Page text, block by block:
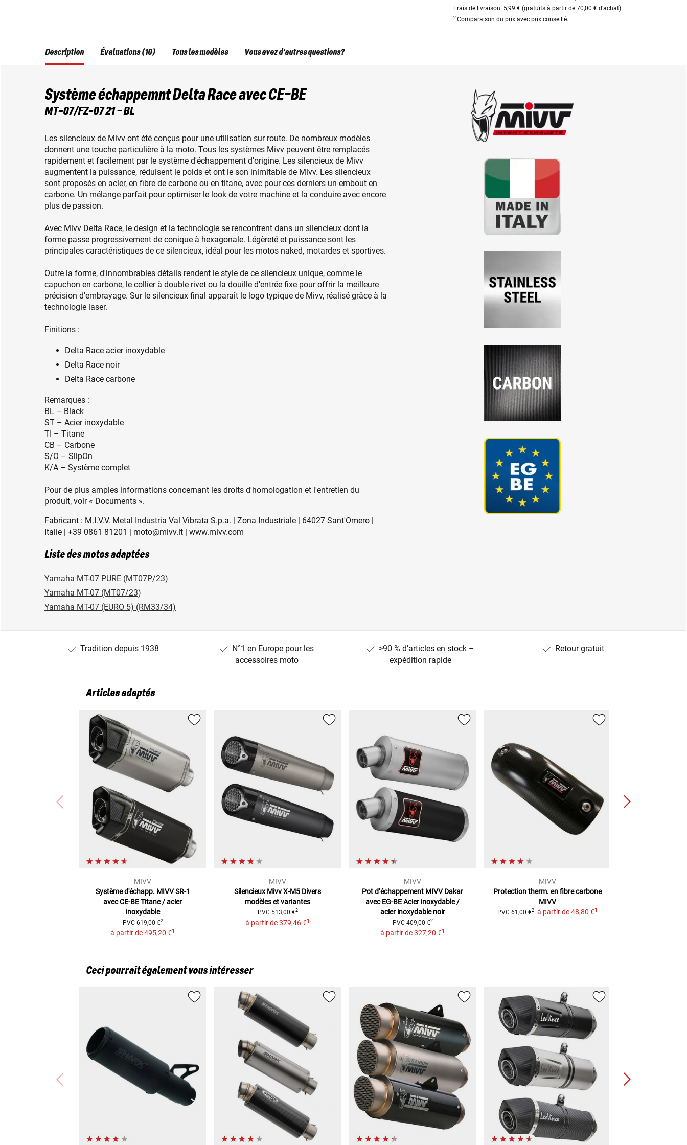
Frais de livraison: 5,99 € (gratuits à partir de 70,00 € d’achat).
2 Comparaison du prix avec prix conseillé.
Description
Système échappemnt Delta Race avec CE-BE
MT-07/FZ-07 21 – BL
Les silencieux de Mivv ont été conçus pour une utilisation sur route. De nombreux modèles
donnent une touche particulière à la moto. Tous les systèmes Mivv peuvent être remplacés
rapidement et facilement par le système d'échappement d'origine. Les silencieux de Mivv
augmentent la puissance, réduisent le poids et ont le son inimitable de Mivv. Les silencieux
sont proposés en acier, en fibre de carbone ou en titane, avec pour ces derniers un embout en
carbone. Un mélange parfait pour optimiser le look de votre machine et la conduire avec encore
plus de passion.
Avec Mivv Delta Race, le design et la technologie se rencontrent dans un silencieux dont la
forme passe progressivement de conique à hexagonale. Légèreté et puissance sont les
principales caractéristiques de ce silencieux, idéal pour les motos naked, motardes et sportives.
Outre la forme, d'innombrables détails rendent le style de ce silencieux unique, comme le
capuchon en carbone, le collier à double rivet ou la douille d'entrée fixe pour offrir la meilleure
précision d'embrayage. Sur le silencieux final apparaît le logo typique de Mivv, réalisé grâce à la
technologie laser.
Finitions :
Delta Race acier inoxydable
Delta Race noir
Delta Race carbone
Remarques :
BL – Black
ST – Acier inoxydable
TI – Titane
CB – Carbone
S/O – SlipOn
K/A – Système complet
Pour de plus amples informations concernant les droits d'homologation et l'entretien du
produit, voir « Documents ».
Fabricant : M.I.V.V. Metal Industria Val Vibrata S.p.a. | Zona Industriale | 64027 Sant'Omero |
Italie | +39 0861 81201 | moto@mivv.it | www.mivv.com
Liste des motos adaptées
Yamaha MT-07 PURE (MT07P/23)
Yamaha MT-07 (MT07/23)
Yamaha MT-07 (EURO 5) (RM33/34)
Évaluations (10) Tous les modèles Vous avez d'autres questions?
Tradition depuis 1938
N°1 en Europe pour les
accessoires moto
>90 % d’articles en stock –
expédition rapide
Retour gratuit
Articles adaptés
MIVV
Système d'échapp. MIVV SR-1
avec CE-BETitane / acier
inoxydable
PVC 619,00 €2
à partir de495,20 €1
MIVV
Silencieux Mivv X-M5 Divers
modèles et variantes
PVC 513,00 €2
à partir de379,46 €1
MIVV
Pot d’échappement MIVV Dakar
avec EG-BEAcier inoxydable /
acier inoxydable noir
PVC 409,00 €2
à partir de327,20 €1
MIVV
Protection therm. en fibre carbone
MIVV
PVC 61,00 €2 à partir de48,80 €1
Ceci pourrait également vous intéresser